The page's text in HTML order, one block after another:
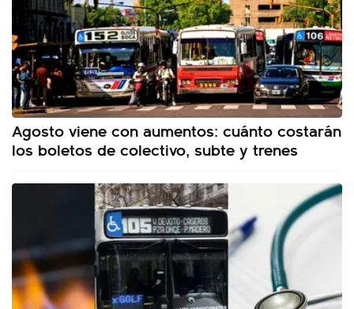
Agosto viene con aumentos: cuánto costarán
los boletos de colectivo, subte y trenes